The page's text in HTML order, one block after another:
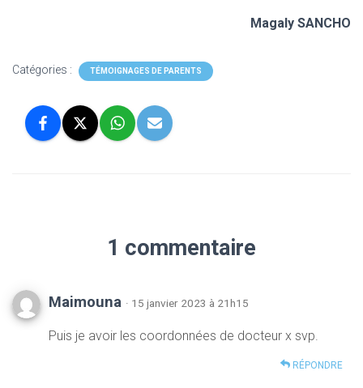
Magaly SANCHO
Catégories : TÉMOIGNAGES DE PARENTS
1 commentaire
Maimouna · 15 janvier 2023 à 21h15
Puis je avoir les coordonnées de docteur x svp.
RÉPONDRE